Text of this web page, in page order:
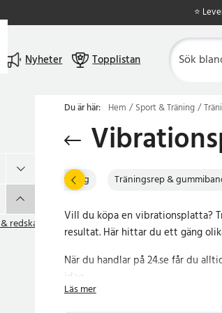
⭐
Nyheter Topplistan
redskap
Du är här: Hem Sport & Träning
Balansträning Träningsrep &
Vill du köpa en vibrationsplatta?
resultat. Här hittar du ett gäng
När du handlar på 24.se får du
idag.
Läs mer